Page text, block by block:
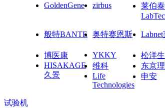
GoldenGene zirbus
莱伯
般特BANTE
奥特赛恩斯
博医康
YKKY 松洋
HISAKAGE
久景
维科 东京
Life
Technologies
申安
试验机